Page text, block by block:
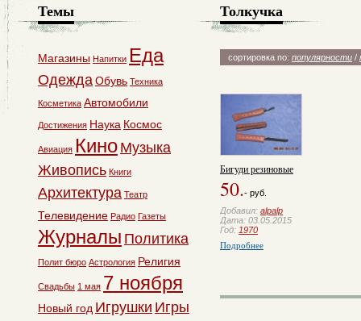
Толкучка
сортировка по: популярности /
Бигуди резиновые
50.- руб.
Добавил: alpalp
Дата: 03.05.2015
Год: 1970
Подробнее
Темы
Магазины Напитки Еда
ОдеждаОбувь Техника
Косметика Автомобили
Достижения Наука Космос
Авиация Кино Музыка
Живопись Книги
Архитектура Театр
Телевидение Радио Газеты
Журналы Политика
Полит бюро Астрология Религия
Свадьбы 1 мая 7 ноября
Новый год Игрушки Игры